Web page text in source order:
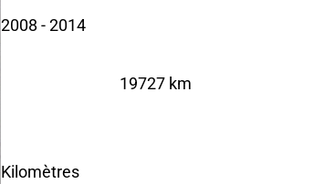
2008 - 2014
Kilomètres
19727 km